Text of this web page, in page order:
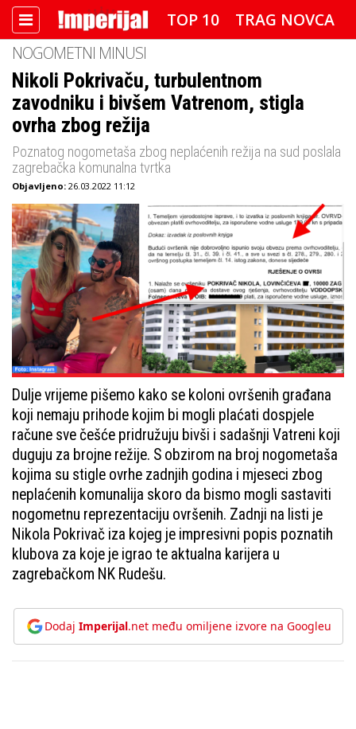
TOP 10
TRAG NOVCA
DETEKTOR
FOTO SPECIJAL
IMPERIJAL VIDEO
RADAR
IMPERIJAL & FREETIME
IMPERIJALOVE POZNATE FACE
NOGOMETNI MINUSI
Nikoli Pokrivaču, turbulentnom
zavodniku i bivšem Vatrenom, stigla
ovrha zbog režija
Poznatog nogometaša zbog neplaćenih režija na sud poslala
zagrebačka komunalna tvrtka
Objavljeno: 26.03.2022 11:12
Dulje vrijeme pišemo kako se koloni ovršenih građana
koji nemaju prihode kojim bi mogli plaćati dospjele
račune sve češće pridružuju bivši i sadašnji Vatreni koji
duguju za brojne režije. S obzirom na broj nogometaša
kojima su stigle ovrhe zadnjih godina i mjeseci zbog
neplaćenih komunalija skoro da bismo mogli sastaviti
nogometnu reprezentaciju ovršenih. Zadnji na listi je
Nikola Pokrivač iza kojeg je impresivni popis poznatih
klubova za koje je igrao te aktualna karijera u
zagrebačkom NK Rudešu.
Dodaj Imperijal.net među omiljene izvore na Googleu